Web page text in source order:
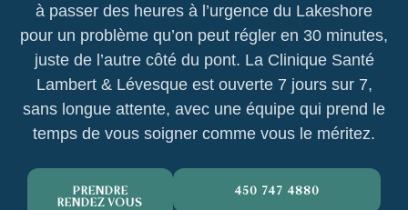
à passer des heures à l’urgence du Lakeshore
pour un problème qu’on peut régler en 30 minutes,
juste de l’autre côté du pont. La Clinique Santé
Lambert & Lévesque est ouverte 7 jours sur 7,
sans longue attente, avec une équipe qui prend le
temps de vous soigner comme vous le méritez.
PRENDRE
RENDEZ-VOUS
450 747-4880